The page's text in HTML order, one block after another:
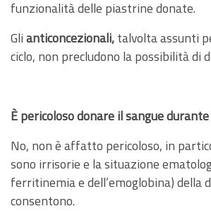
funzionalità delle piastrine donate.
Glianticoncezionali,talvolta assunti
ciclo, non precludono la possibilità di
È pericoloso donare il sangue durante
No, non è affatto pericoloso, in
sono irrisorie e la situazione
ferritinemia e dell’emoglobina) della
consentono.